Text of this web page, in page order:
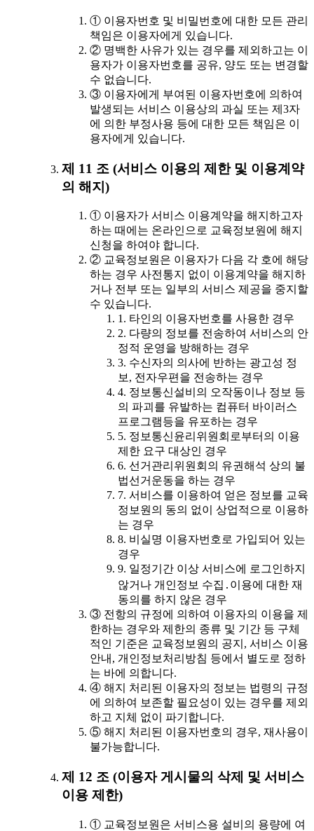
① 이용자번호 및 비밀번호에 대한 모든 관리
책임은 이용자에게 있습니다.
② 명백한 사유가 있는 경우를 제외하고는 이
용자가 이용자번호를 공유, 양도 또는 변경할
수 없습니다.
③ 이용자에게 부여된 이용자번호에 의하여
발생되는 서비스 이용상의 과실 또는 제3자
에 의한 부정사용 등에 대한 모든 책임은 이
용자에게 있습니다.
제 11 조 (서비스 이용의 제한 및 이용계약
의 해지)
① 이용자가 서비스 이용계약을 해지하고자
하는 때에는 온라인으로 교육정보원에 해지
신청을 하여야 합니다.
② 교육정보원은 이용자가 다음 각 호에 해당
하는 경우 사전통지 없이 이용계약을 해지하
거나 전부 또는 일부의 서비스 제공을 중지할
수 있습니다.
1. 타인의 이용자번호를 사용한 경우
2. 다량의 정보를 전송하여 서비스의 안
정적 운영을 방해하는 경우
3. 수신자의 의사에 반하는 광고성 정
보, 전자우편을 전송하는 경우
4. 정보통신설비의 오작동이나 정보 등
의 파괴를 유발하는 컴퓨터 바이러스
프로그램등을 유포하는 경우
5. 정보통신윤리위원회로부터의 이용
제한 요구 대상인 경우
6. 선거관리위원회의 유권해석 상의 불
법선거운동을 하는 경우
7. 서비스를 이용하여 얻은 정보를 교육
정보원의 동의 없이 상업적으로 이용하
는 경우
8. 비실명 이용자번호로 가입되어 있는
경우
9. 일정기간 이상 서비스에 로그인하지
않거나 개인정보 수집․이용에 대한 재
동의를 하지 않은 경우
③ 전항의 규정에 의하여 이용자의 이용을 제
한하는 경우와 제한의 종류 및 기간 등 구체
적인 기준은 교육정보원의 공지, 서비스 이용
안내, 개인정보처리방침 등에서 별도로 정하
는 바에 의합니다.
④ 해지 처리된 이용자의 정보는 법령의 규정
에 의하여 보존할 필요성이 있는 경우를 제외
하고 지체 없이 파기합니다.
⑤ 해지 처리된 이용자번호의 경우, 재사용이
불가능합니다.
제 12 조 (이용자 게시물의 삭제 및 서비스
이용 제한)
① 교육정보원은 서비스용 설비의 용량에 여